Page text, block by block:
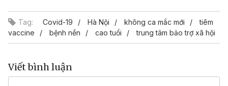
Tag: Covid-19 Hà Nội không ca mắc mới
tiêm
vaccine
bệnh nền cao tuổi trung tâm bảo trợ xã hội
Viết bình luận